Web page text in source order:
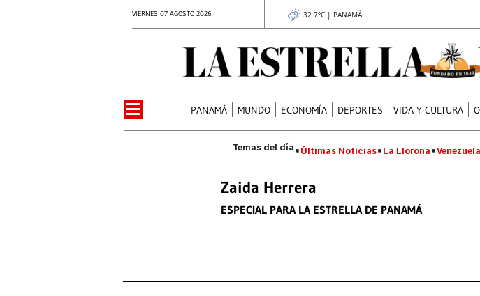
VIERNES 07 AGOSTO 2026 32.7°C | PANAMÁ
PANAMÁ MUNDO ECONOMÍA DEPORTES VIDA Y CULTURA
Últimas Noticias La Llorona Venezuela
Zaida Herrera
ESPECIAL PARA LA ESTRELLA DE PANAMÁ